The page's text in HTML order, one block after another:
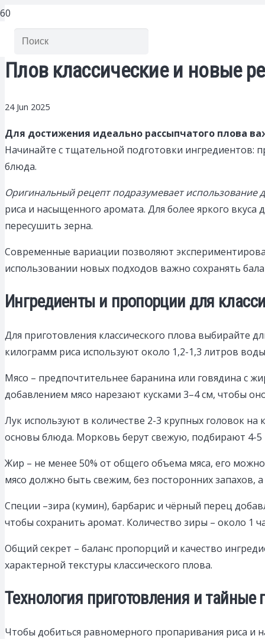
Плов классические и новые
24 Jun 2025
Для достижения идеально рассыпчатого плова
Начинайте с тщательной подготовки ингредиентов:
блюда.
Оригинальный рецепт подразумевает
риса и насыщенного аромата. Для более яркого
пересушить зерна.
Современные вариации позволяют
использовании новых подходов важно сохранять
Ингредиенты и пропорции для
Для приготовления классического плова выбирайте
килограмм риса используют около 1,2-1,3 литров
Мясо – предпочтительнее баранина или говядина с
добавлением мясо нарезают кусками 3–4 см, чтобы
Лук используют в количестве 2-3 крупных головок на
основы блюда. Морковь берут свежую, подбирают 4-
Жир – не менее 50% от общего объема мяса, его
мясо должно быть свежим, без посторонних запахов,
Специи –зира (кумин), барбарис и чёрный перец
чтобы сохранить аромат. Количество зиры – около 1
Общий секрет – баланс пропорций и качество
характерной текстуры классического плова.
Технология приготовления и
Чтобы добиться равномерного пропаривания риса и